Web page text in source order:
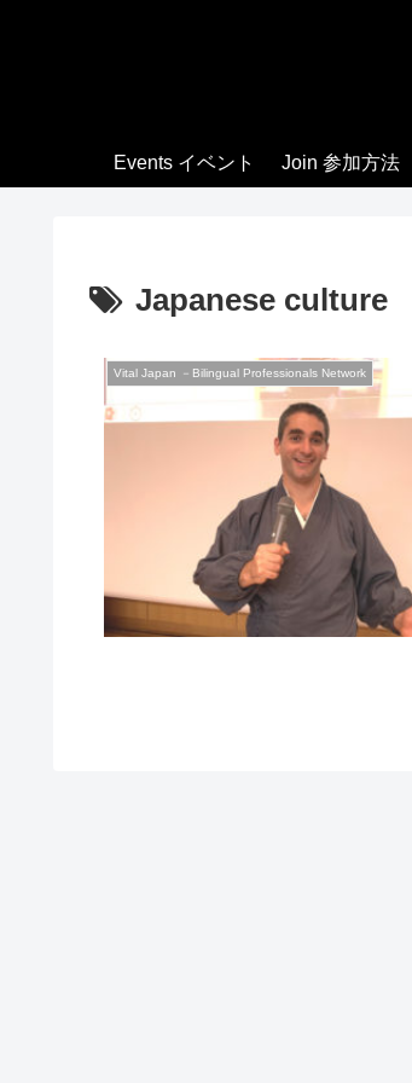
Events イベント Join 参加方法
Japanese culture
Vital Japan －Bilingual Professionals Network